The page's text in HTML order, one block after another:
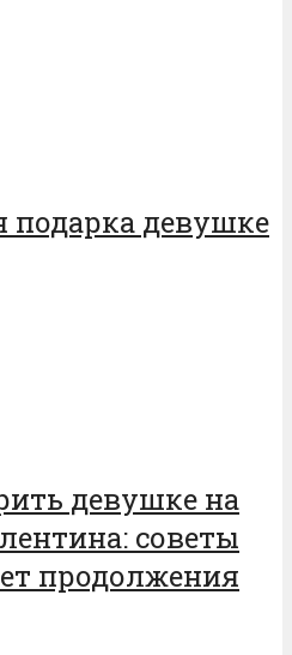
подарка девушке
девушке на
советы
продолжения